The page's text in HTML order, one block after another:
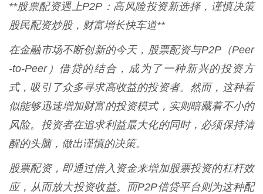
**股票配资遇上P2P：高风险投资新选择，谨慎决策
股民配资炒股，财富增长快车道**
在金融市场不断创新的今天，股票配资与P2P（Peer
-to-Peer）借贷的结合，成为了一种新兴的投资方
式，吸引了众多寻求高收益的投资者。然而，这种看
似能够迅速增加财富的投资模式，实则暗藏着不小的
风险。投资者在追求利益最大化的同时，必须保持清
醒的头脑，做出谨慎的决策。
股票配资，即通过借入资金来增加股票投资的杠杆效
应，从而放大投资收益。而P2P借贷平台则为这种配